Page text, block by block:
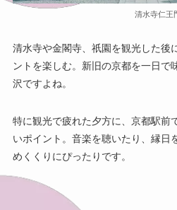
清水寺仁王
清水寺や金閣寺、祇園を観光した後
ントを楽しむ。新旧の京都を一日で
沢ですよね。
特に観光で疲れた夕方に、京都駅前
いポイント。音楽を聴いたり、縁日
めくくりにぴったりです。